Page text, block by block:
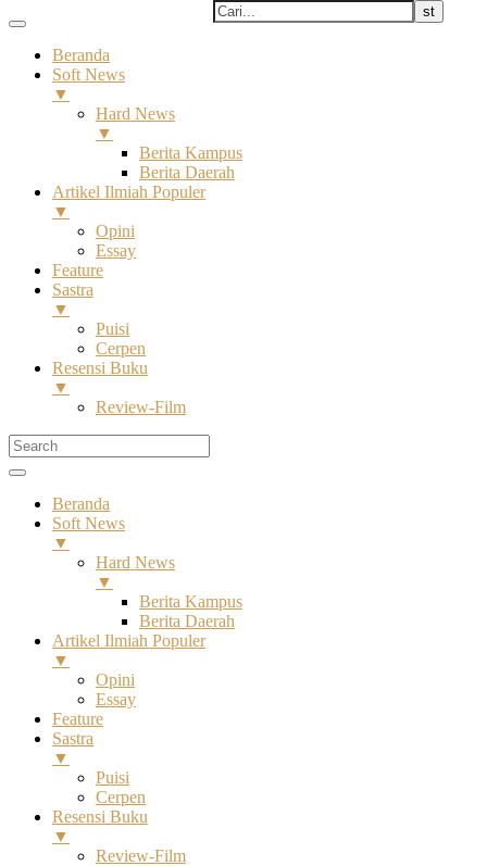
Beranda
Soft News
▼
Hard News
▼
Berita Kampus
Berita Daerah
Artikel Ilmiah Populer
▼
Opini
Essay
Feature
Sastra
▼
Puisi
Cerpen
Resensi Buku
▼
Review-Film
Beranda
Soft News
▼
Hard News
▼
Berita Kampus
Berita Daerah
Artikel Ilmiah Populer
▼
Opini
Essay
Feature
Sastra
▼
Puisi
Cerpen
Resensi Buku
▼
Review-Film